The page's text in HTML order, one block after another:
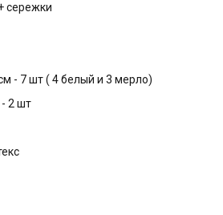
сережки
- 7 шт ( 4 белый и 3 мерло)
2 шт